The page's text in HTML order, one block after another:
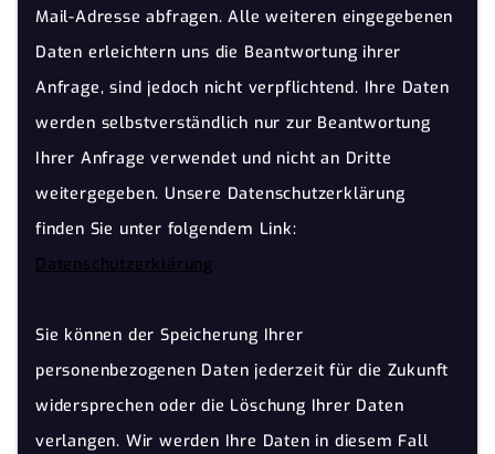
Mail-Adresse abfragen. Alle weiteren eingegebenen
Daten erleichtern uns die Beantwortung ihrer
Anfrage, sind jedoch nicht verpflichtend. Ihre Daten
werden selbstverständlich nur zur Beantwortung
Ihrer Anfrage verwendet und nicht an Dritte
weitergegeben. Unsere Datenschutzerklärung
finden Sie unter folgendem Link:
Datenschutzerklärung
Sie können der Speicherung Ihrer
personenbezogenen Daten jederzeit für die Zukunft
widersprechen oder die Löschung Ihrer Daten
verlangen. Wir werden Ihre Daten in diesem Fall